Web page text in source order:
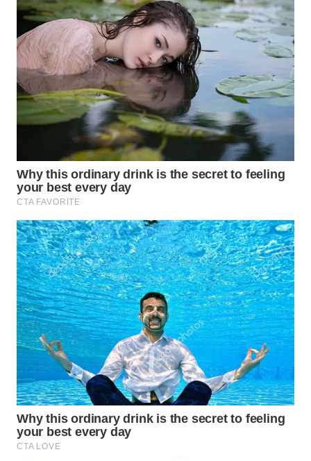
MADURA
WN
SURABAYA
WN
NATUNA
BINTAN
WN
WN
LIKUPANG
WN
LABUANBAJO
WN
BORNEO
Wahana
Media
Group